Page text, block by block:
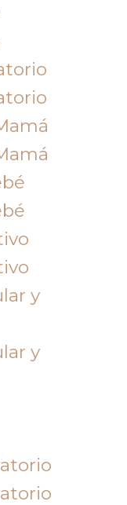
y
y